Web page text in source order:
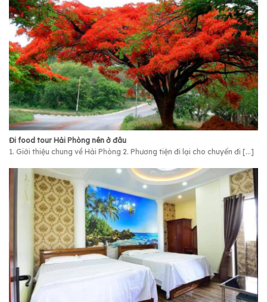
Đi food tour Hải Phòng nên ở đâu
1. Giới thiệu chung về Hải Phòng 2. Phương tiện đi lại cho chuyến đi [...]